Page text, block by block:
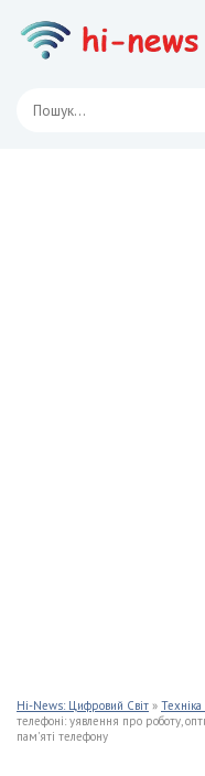
Hi-News: Цифровий Світ » Техніка
телефоні: уявлення про роботу,
пам'яті телефону